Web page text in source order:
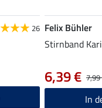
26 Felix Bühler
Stirnband Kari
6,39 €
In